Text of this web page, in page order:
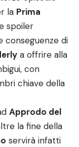
la Prima
spoiler
conseguenze di
a offrire alla
con
chiave della
Approdo del
la fine della
servirà infatti